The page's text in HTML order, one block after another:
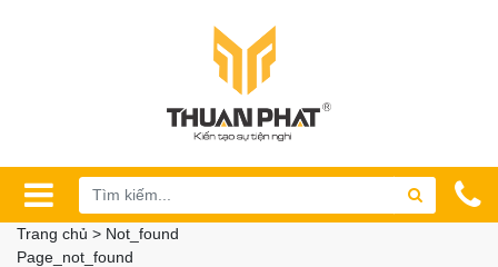
Trang chủ > Not_found
Page_not_found